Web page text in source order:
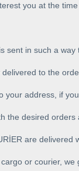
you at the
sent in such a
to the
your address, if
the desired
are delivered
or courier,